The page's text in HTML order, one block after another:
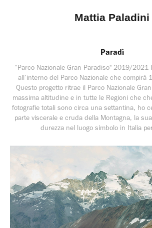
Mattia Paladini
Paradì
“Parco Nazionale Gran Paradiso" 2019/2021
all’interno del Parco Nazionale che compirà
Questo progetto ritrae il Parco Nazionale
massima altitudine e in tutte le Regioni che
fotografie totali sono circa una settantina, ho
parte viscerale e cruda della Montagna, la
durezza nel luogo simbolo in Italia